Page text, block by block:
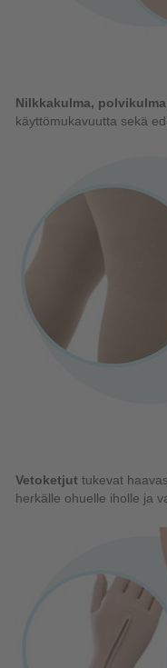
Nilkkakulma,
käyttömukavuutta sekä
Vetoketjut tukevat
herkälle ohuelle iholle ja